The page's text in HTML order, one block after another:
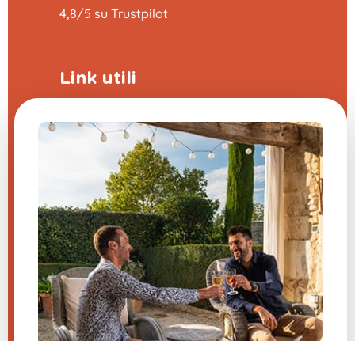
4,8/5 su Trustpilot
Link utili
La fiera delle domande frequenti
Note legali
Contattaci
Impostazioni cookie
Hai una domanda su uno dei
nostri prodotti?
Inviateci un messaggio, vi risponderemo